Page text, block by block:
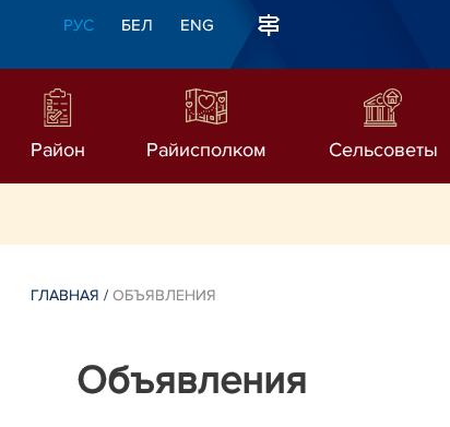
РУС БЕЛ ENG
Район Райисполком Сельсоветы
ГЛАВНАЯ /ОБЪЯВЛЕНИЯ
Объявления